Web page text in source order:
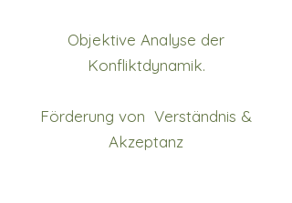
Objektive Analyse der
Konfliktdynamik.
Förderung von Verständnis &
Akzeptanz